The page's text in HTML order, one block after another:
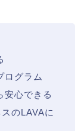
ログラム
安心できる
のLAVAに